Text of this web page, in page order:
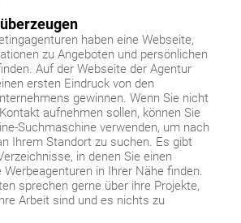
haben eine Webseite,
zu Angeboten und persönlichen
Auf der Webseite der Agentur
ersten Eindruck von den
gewinnen. Wenn Sie nicht
aufnehmen sollen, können Sie
Suchmaschine verwenden, um nach
Ihrem Standort zu suchen. Es gibt
in denen Sie einen
Werbeagenturen in Ihrer Nähe finden.
sprechen gerne über ihre Projekte,
Arbeit sind und es nichts zu